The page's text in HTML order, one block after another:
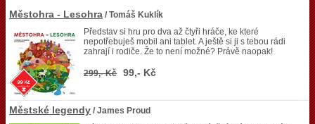
Městohra - Lesohra / Tomáš Kuklík
Představ si hru pro dva až čtyři hráče, ke které
nepotřebuješ mobil ani tablet. A ještě si ji s tebou rádi
zahrají i rodiče. Že to není možné? Právě naopak!
299,- Kč 99,- Kč
Městské legendy / James Proud